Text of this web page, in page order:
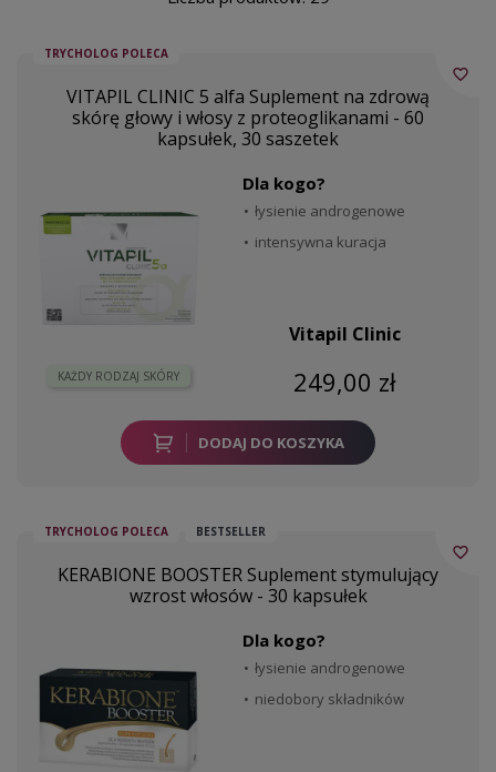
TRYCHOLOG POLECA
VITAPIL CLINIC 5 alfa Suplement na zdrową
skórę głowy i włosy z proteoglikanami - 60
kapsułek, 30 saszetek
KAŻDY RODZAJ SKÓRY
Dla kogo?
łysienie androgenowe
intensywna kuracja
Vitapil Clinic
249,00 zł
DODAJ DO KOSZYKA
favorite_border
TRYCHOLOG POLECA BESTSELLER
KERABIONE BOOSTER Suplement stymulujący
wzrost włosów - 30 kapsułek
Dla kogo?
łysienie androgenowe
niedobory składników
favorite_border